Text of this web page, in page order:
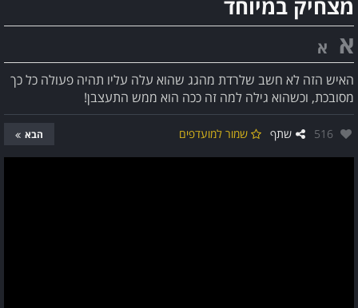
מצחיק במיוחד
א א
האיש הזה לא חשב שלרדת מהגג שהוא עלה עליו תהיה פעולה כל כך
מסובכת, וכשהוא גילה למה זה ככה הוא ממש התעצבן!
אהבו:
516 שתף שמור למועדפים הבא